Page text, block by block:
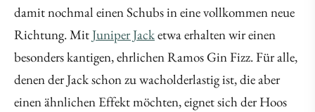
damit nochmal einen Schubs in eine vollkommen neue
Richtung. MitJuniper Jacketwa erhalten wir einen
besonders kantigen, ehrlichen Ramos Gin Fizz. Für alle,
denen der Jack schon zu wacholderlastig ist, die aber
einen ähnlichen Effekt möchten, eignet sich der Hoos